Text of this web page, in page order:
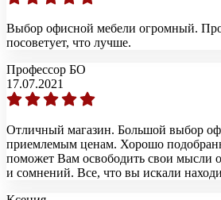
Выбор офисной мебели огромный.
посоветует, что лучше.
Профессор БО
17.07.2021
Отличный магазин. Большой выбор
приемлемым ценам. Хорошо
поможет Вам освободить свои мысли
и сомнений. Все, что вы искали